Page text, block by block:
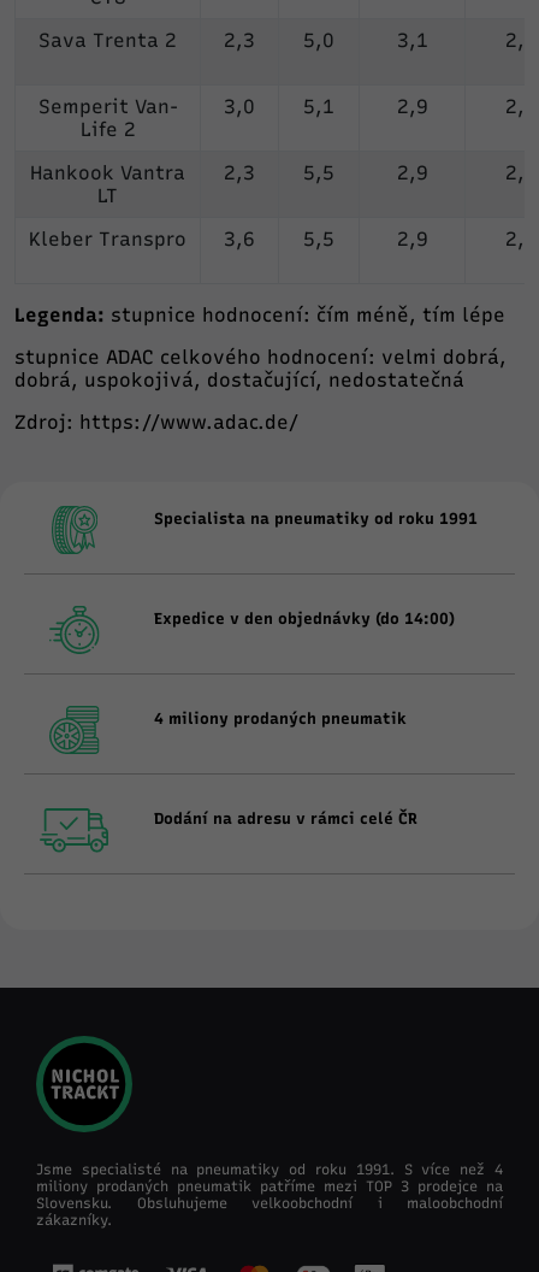
Sava Trenta 2 2,3 5,0 3,1 2,1
Semperit Van-
Life 2
3,0 5,1 2,9 2,2
Hankook Vantra
LT
2,3 5,5 2,9 2,0
Kleber Transpro 3,6 5,5 2,9 2,3
Legenda: stupnice hodnocení: čím méně, tím lépe
stupnice ADAC celkového hodnocení: velmi dobrá,
dobrá, uspokojivá, dostačující, nedostatečná
Zdroj: https://www.adac.de/
Specialista na pneumatiky od roku 1991
Expedice v den objednávky (do 14:00)
4 miliony prodaných pneumatik
Dodání na adresu v rámci celé ČR
Jsme specialisté na pneumatiky od roku 1991. S více než 4
miliony prodaných pneumatik patříme mezi TOP 3 prodejce na
Slovensku. Obsluhujeme velkoobchodní i maloobchodní
zákazníky.